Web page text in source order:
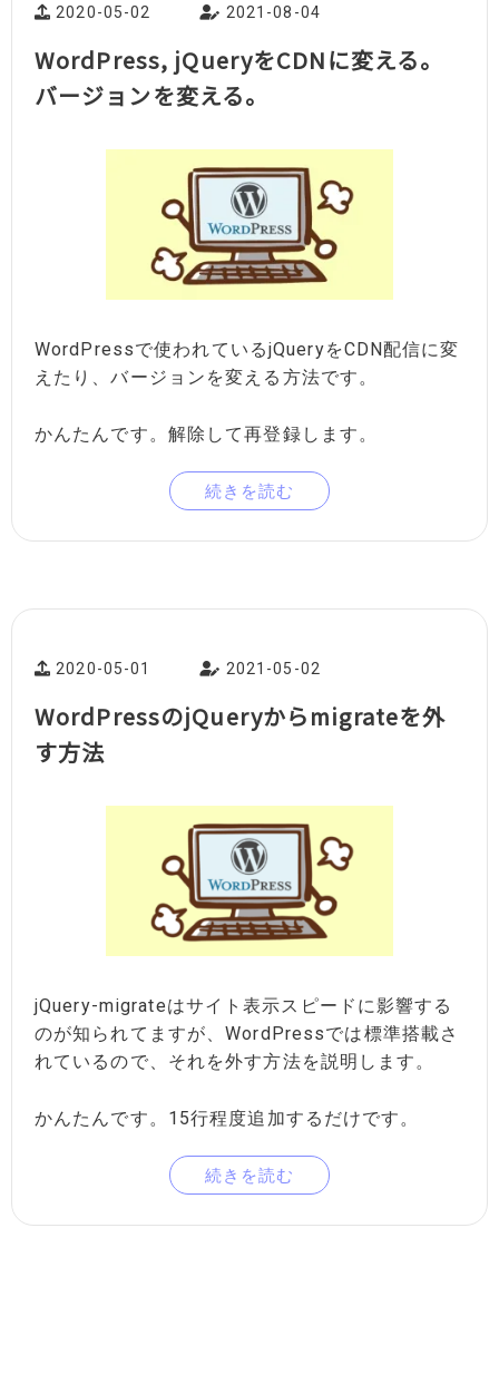
2020-05-02 2021-08-04
WordPress, jQueryをCDNに変える。
バージョンを変える。
WordPressで使われているjQueryをCDN配信に変
えたり、バージョンを変える方法です。
かんたんです。解除して再登録します。
続きを読む
2020-05-01 2021-05-02
WordPressのjQueryからmigrateを外
す方法
jQuery-migrateはサイト表示スピードに影響する
のが知られてますが、WordPressでは標準搭載さ
れているので、それを外す方法を説明します。
かんたんです。15行程度追加するだけです。
続きを読む